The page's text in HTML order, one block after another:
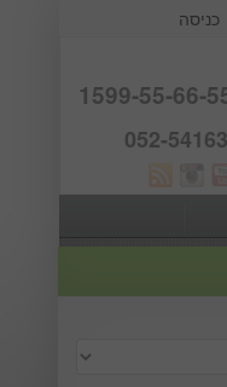
Webmail
כניסה